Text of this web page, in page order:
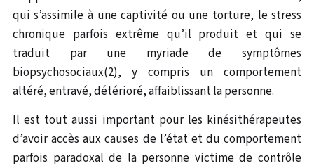
qui s’assimile à une captivité ou une torture, le stress
chronique parfois extrême qu’il produit et qui se
traduit par une myriade de symptômes
biopsychosociaux(2), y compris un comportement
altéré, entravé, détérioré, affaiblissant la personne.
Il est tout aussi important pour les kinésithérapeutes
d’avoir accès aux causes de l’état et du comportement
parfois paradoxal de la personne victime de contrôle